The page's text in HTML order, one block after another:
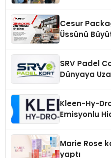
Cesur
Üssünü
SRV Padel
Dünyaya
Kleen-Hy-
Emisyonlu
Marie Rose
yaptı